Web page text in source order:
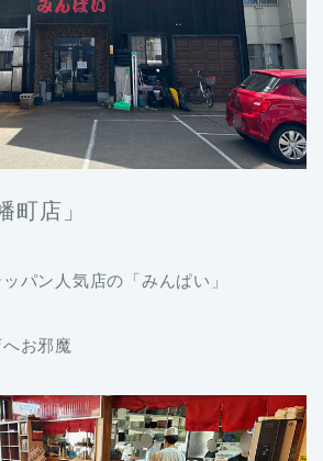
町店」
パン人気店の「みんぱい」
お邪魔